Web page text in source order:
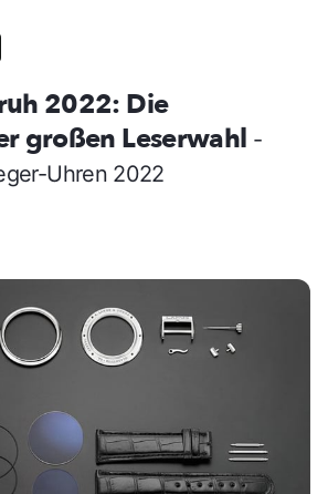
2022: Die
großen Leserwahl -
Uhren 2022